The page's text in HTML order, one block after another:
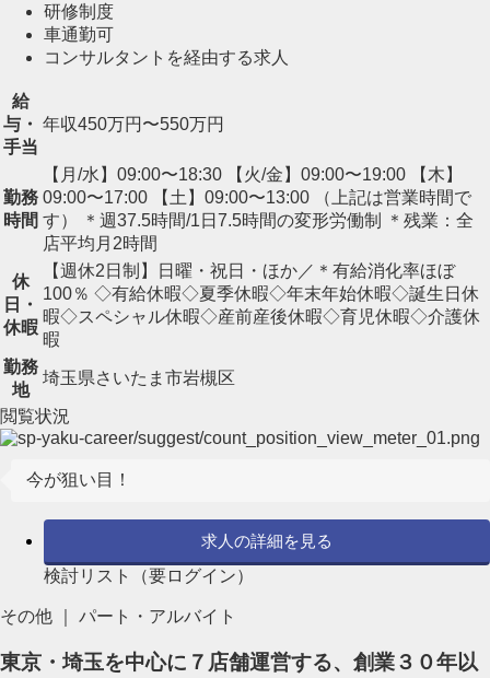
研修制度
車通勤可
コンサルタントを経由する求人
給
与・
手当
年収450万円〜550万円
勤務
時間
【月/水】09:00〜18:30 【火/金】09:00〜19:00 【木】
09:00〜17:00 【土】09:00〜13:00 （上記は営業時間で
す） ＊週37.5時間/1日7.5時間の変形労働制 ＊残業：全
店平均月2時間
休
日・
休暇
【週休2日制】日曜・祝日・ほか／＊有給消化率ほぼ
100％ ◇有給休暇◇夏季休暇◇年末年始休暇◇誕生日休
暇◇スペシャル休暇◇産前産後休暇◇育児休暇◇介護休
暇
勤務
地
埼玉県さいたま市岩槻区
閲覧状況
今が狙い目！
求人の詳細を見る
検討リスト（要ログイン）
その他 ｜ パート・アルバイト
東京・埼玉を中心に７店舗運営する、創業３０年以